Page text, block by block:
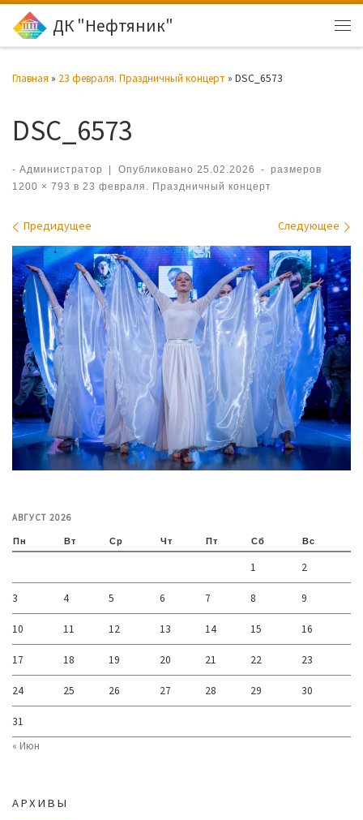
Перейти к содержимому
ДК "Нефтяник"
Главная » 23 февраля. Праздничный концерт » DSC_6573
DSC_6573
- Администратор | Опубликовано 25.02.2026 -
размеров
1200 × 793 в 23 февраля. Праздничный концерт
Навигация по изображениям
Предидущее Следующее
АВГУСТ 2026
Пн Вт Ср Чт Пт Сб Вс
1 2
3 4 5 6 7 8 9
10 11 12 13 14 15 16
17 18 19 20 21 22 23
24 25 26 27 28 29 30
31
« Июн
АРХИВЫ